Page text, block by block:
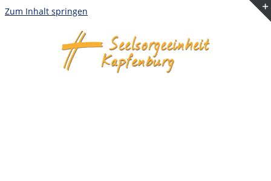
Zum Inhalt springen